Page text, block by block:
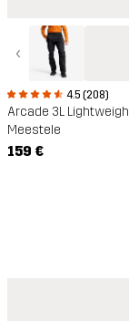
‹
4.5 (208)
Arcade 3L
Meestele
159 €